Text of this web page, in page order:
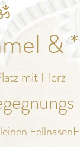
&
mit Herz
Fell